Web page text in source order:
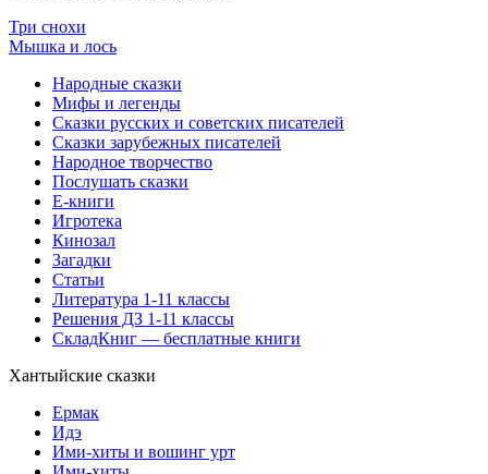
Три снохи
Мышка и лось
Народные сказки
Мифы и легенды
Сказки русских и советских писателей
Сказки зарубежных писателей
Народное творчество
Послушать сказки
Е-книги
Игротека
Кинозал
Загадки
Статьи
Литература 1-11 классы
Решения ДЗ 1-11 классы
СкладКниг — бесплатные книги
Хантыйские сказки
Ермак
Идэ
Ими-хиты и вошинг урт